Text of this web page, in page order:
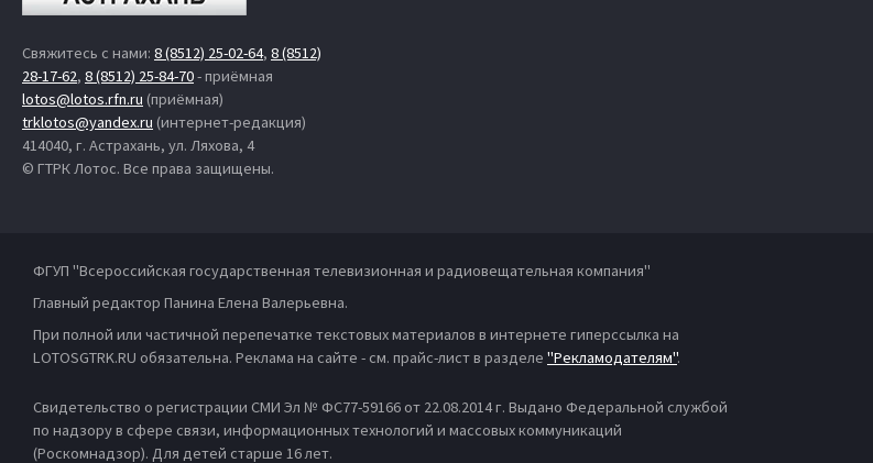
Свяжитесь с нами: 8 (8512) 25-02-64, 8 (8512)
28-17-62, 8 (8512) 25-84-70- приёмная
lotos@lotos.rfn.ru (приёмная)
trklotos@yandex.ru (интернет-редакция)
414040, г. Астрахань, ул. Ляхова, 4
© ГТРК Лотос. Все права защищены.
ФГУП "Всероссийская государственная телевизионная и радиовещательная компания"
Главный редактор Панина Елена Валерьевна.
При полной или частичной перепечатке текстовых материалов в интернете гиперссылка на
LOTOSGTRK.RU обязательна. Реклама на сайте - см. прайс-лист в разделе "Рекламодателям".
Свидетельство о регистрации СМИ Эл № ФС77-59166 от 22.08.2014 г. Выдано Федеральной службой
по надзору в сфере связи, информационных технологий и массовых коммуникаций
(Роскомнадзор). Для детей старше 16 лет.